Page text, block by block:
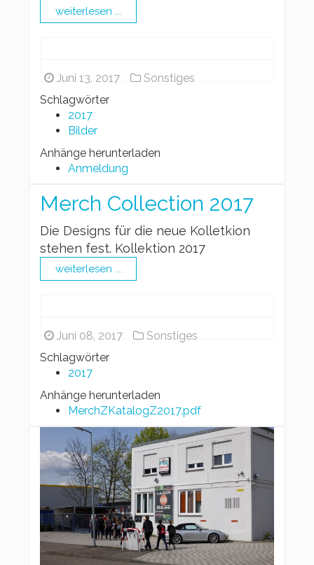
weiterlesen ...
Juni 13, 2017
Sonstiges
Schlagwörter
2017
Bilder
Anhänge herunterladen
Anmeldung
Merch Collection 2017
Die Designs für die neue Kolletkion
stehen fest. Kollektion 2017
weiterlesen ...
Juni 08, 2017
Sonstiges
Schlagwörter
2017
Anhänge herunterladen
MerchZKatalogZ2017.pdf